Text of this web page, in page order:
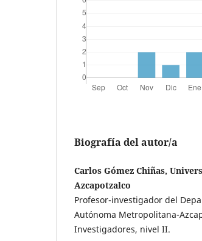
Biografía del autor/a
Carlos Gómez Chiñas,
Azcapotzalco
Profesor-investigador del
Autónoma Metropolitana-
Investigadores, nivel II.